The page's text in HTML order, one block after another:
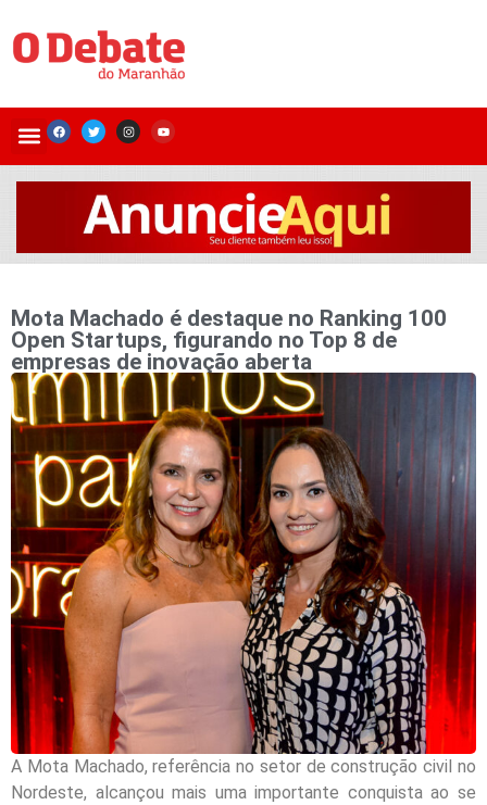
Mota Machado é destaque no Ranking 100
Open Startups, figurando no Top 8 de
empresas de inovação aberta
A Mota Machado, referência no setor de construção civil no
Nordeste, alcançou mais uma importante conquista ao se